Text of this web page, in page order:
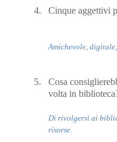
4. Cinque aggettivi
Amichevole,
5.
Cosa
volta in
Di rivolgersi ai
risorse.